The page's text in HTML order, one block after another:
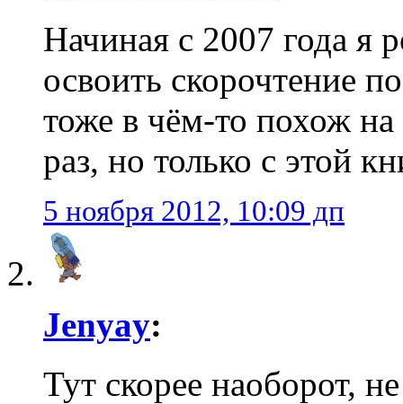
Начиная с 2007 года я
освоить скорочтение
тоже в чём-то похож
раз, но только с этой
5 ноября 2012, 10:09 дп
Jenyay:
Тут скорее наоборот,